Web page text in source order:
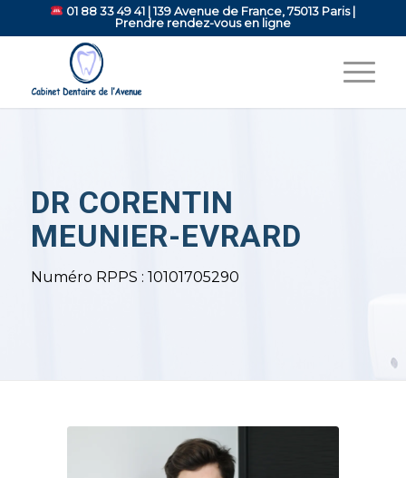
01 88 33 49 41 | 139 Avenue de France, 75013 Paris |
Prendre rendez-vous en ligne
DR CORENTIN
MEUNIER-EVRARD
Numéro RPPS : 10101705290